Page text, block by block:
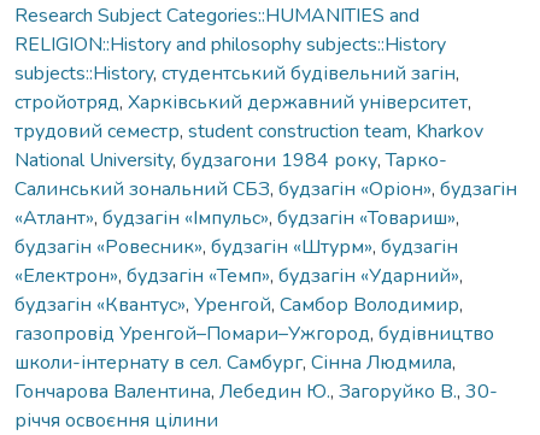
Research Subject Categories::HUMANITIES and
RELIGION::History and philosophy subjects::History
subjects::History, студентський будівельний загін,
стройотряд, Харківський державний університет,
трудовий семестр, student construction team, Kharkov
National University, будзагони 1984 року,Тарко-
Салинський зональний СБЗ, будзагін «Оріон», будзагін
«Атлант», будзагін «Імпульс», будзагін «Товариш»,
будзагін «Ровесник», будзагін «Штурм», будзагін
«Електрон», будзагін «Темп», будзагін «Ударний»,
будзагін «Квантус», Уренгой, Самбор Володимир,
газопровід Уренгой–Помари–Ужгород, будівництво
школи-інтернату в сел. Самбург, Сінна Людмила,
Гончарова Валентина, Лебедин Ю., Загоруйко В., 30-
річчя освоєння цілини